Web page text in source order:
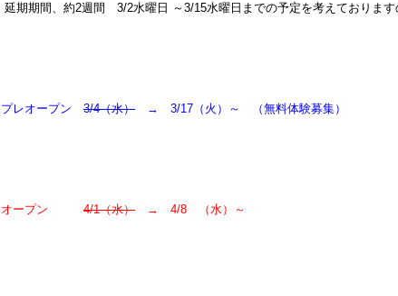
延期期間、約2週間 3/2水曜日 ～3/15水曜日までの予定を考えております
プレオープン 3/4（水） → 3/17（火）～ （無料体験募集）
オープン 4/1（水） → 4/8 （水）～